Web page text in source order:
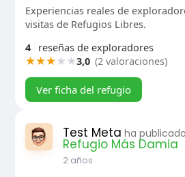
Experiencias reales de
visitas de Refugios Libres.
4
reseñas de exploradores
★★★★★3,0 (2 valoraciones)
Ver ficha del refugio
Test Meta ha
Refugio Más Damia
2 años